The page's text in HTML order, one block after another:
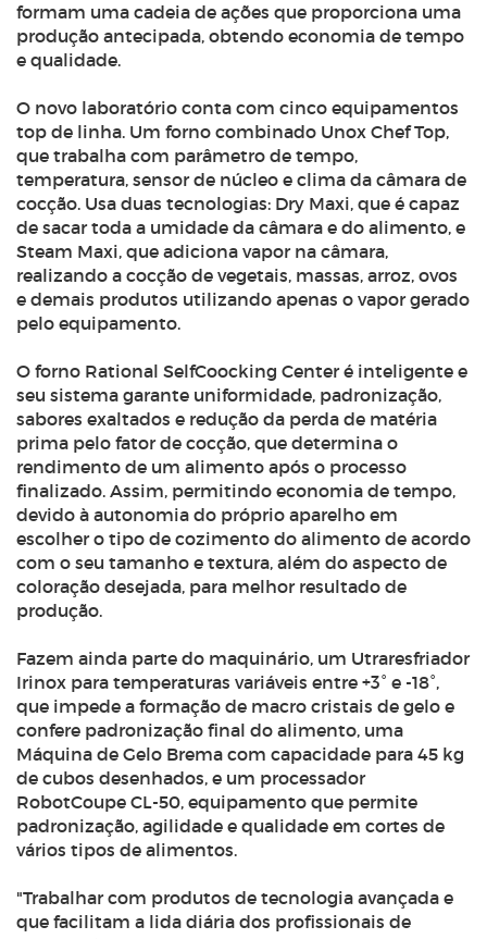
formam uma cadeia de ações que proporciona uma
produção antecipada, obtendo economia de tempo
e qualidade.
O novo laboratório conta com cinco equipamentos
top de linha. Um forno combinado Unox Chef Top,
que trabalha com parâmetro de tempo,
temperatura, sensor de núcleo e clima da câmara de
cocção. Usa duas tecnologias: Dry Maxi, que é capaz
de sacar toda a umidade da câmara e do alimento, e
Steam Maxi, que adiciona vapor na câmara,
realizando a cocção de vegetais, massas, arroz, ovos
e demais produtos utilizando apenas o vapor gerado
pelo equipamento.
O forno Rational SelfCoocking Center é inteligente e
seu sistema garante uniformidade, padronização,
sabores exaltados e redução da perda de matéria
prima pelo fator de cocção, que determina o
rendimento de um alimento após o processo
finalizado. Assim, permitindo economia de tempo,
devido à autonomia do próprio aparelho em
escolher o tipo de cozimento do alimento de acordo
com o seu tamanho e textura, além do aspecto de
coloração desejada, para melhor resultado de
produção.
Fazem ainda parte do maquinário, um Utraresfriador
Irinox para temperaturas variáveis entre +3° e -18°,
que impede a formação de macro cristais de gelo e
confere padronização final do alimento, uma
Máquina de Gelo Brema com capacidade para 45 kg
de cubos desenhados, e um processador
RobotCoupe CL-50, equipamento que permite
padronização, agilidade e qualidade em cortes de
vários tipos de alimentos.
"Trabalhar com produtos de tecnologia avançada e
que facilitam a lida diária dos profissionais de